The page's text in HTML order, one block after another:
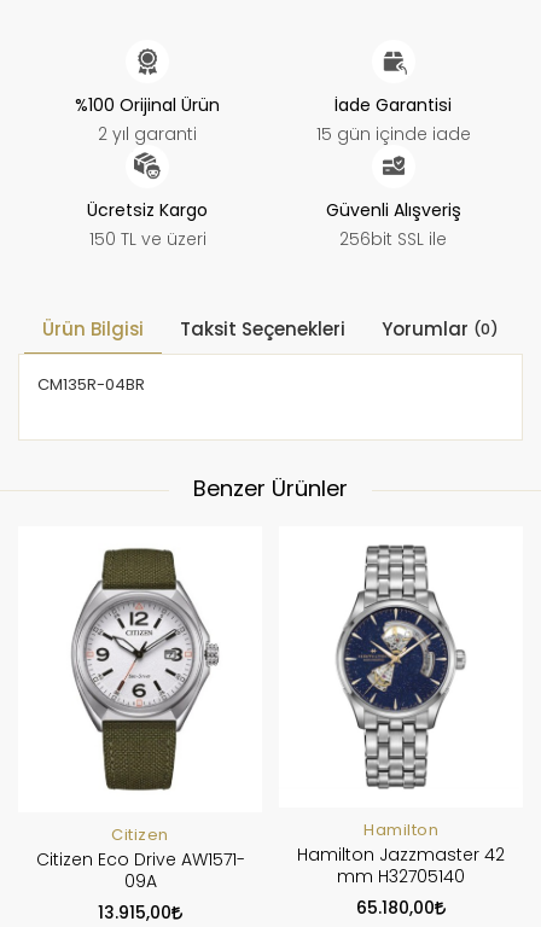
%100 Orijinal Ürün
2 yıl garanti
İade Garantisi
15 gün içinde iade
Ücretsiz Kargo
150 TL ve üzeri
Güvenli Alışveriş
256bit SSL ile
Ürün Bilgisi Taksit Seçenekleri Yorumlar (0)
CM135R-04BR
Benzer Ürünler
Citizen
Citizen Eco Drive AW1571-
09A
13.915,00
Hamilton
Hamilton Jazzmaster 42
mm H32705140
65.180,00